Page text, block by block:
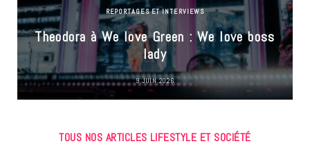
REPORTAGES ET INTERVIEWS
Theodora à We love Green : We love boss
lady
9 JUIN 2026
TOUS NOS ARTICLES LIFESTYLE ET SOCIÉTÉ